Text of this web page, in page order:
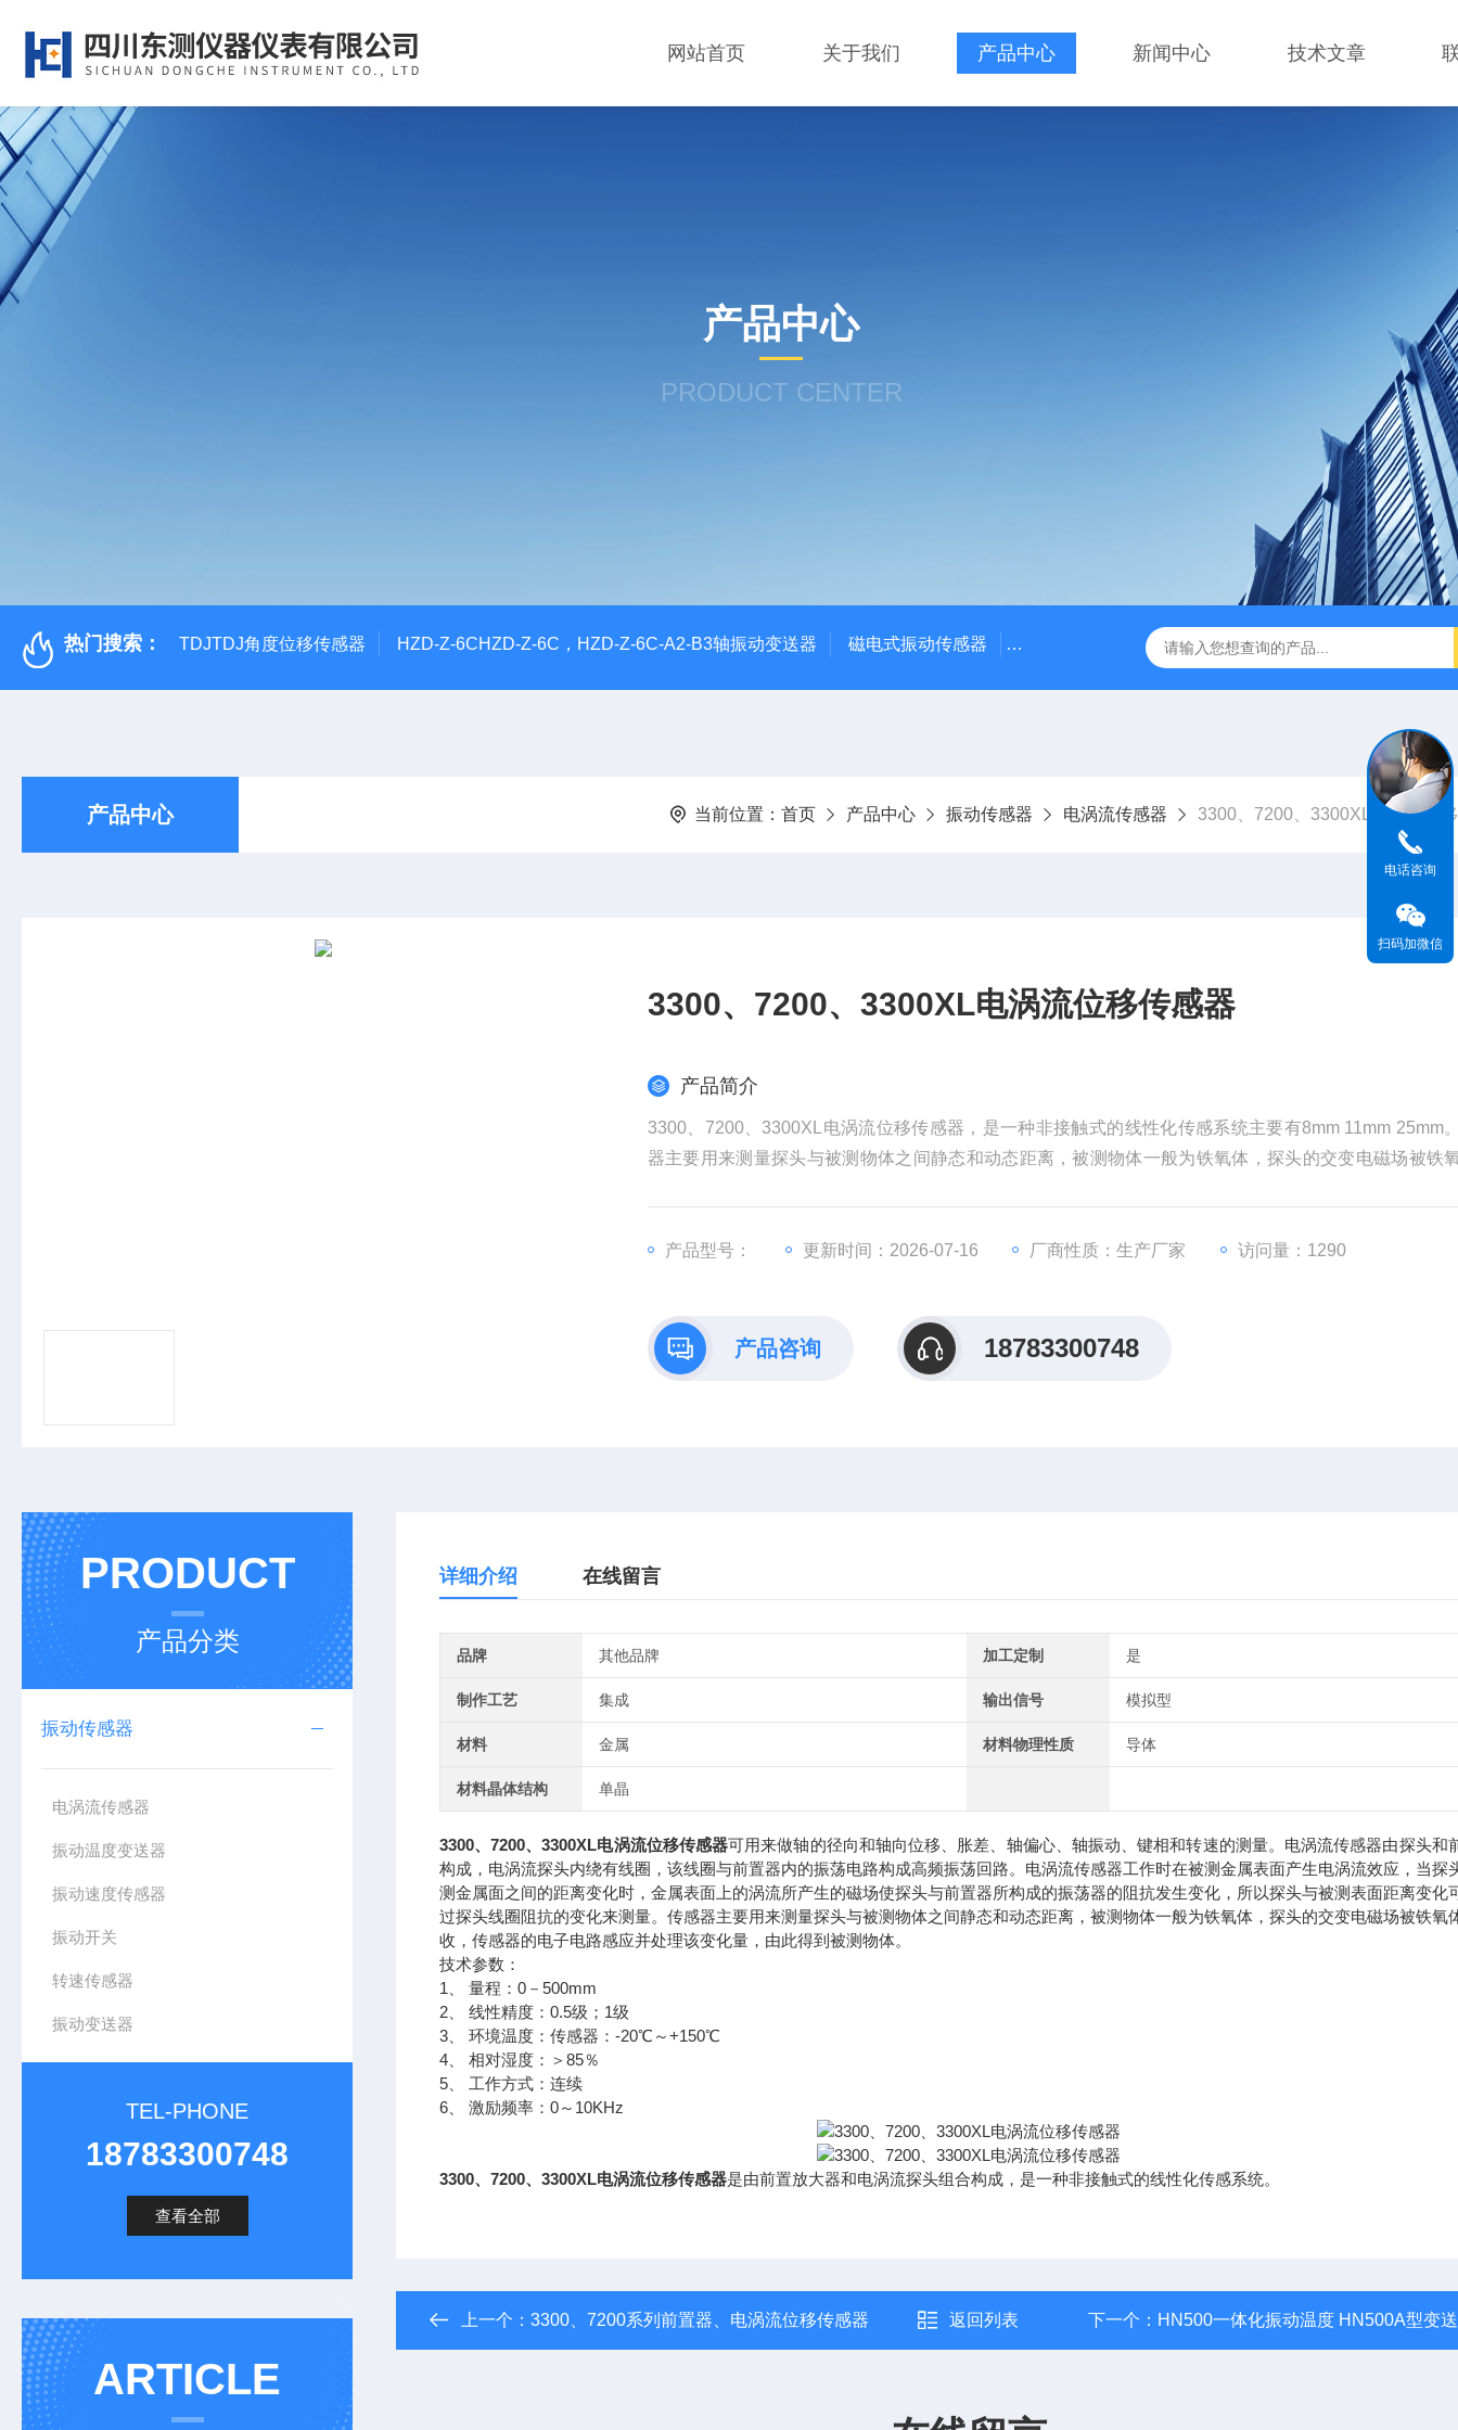
网站首页 关于我们 产品中心 新闻中心 技术文章
产品中心
PRODUCT CENTER
热门搜索： TDJTDJ角度位移传感器 HZD-Z-6CHZD-Z-6C，HZD-Z-6C-A2-B3轴振动变送器 磁电式振动传感器 NE3100电涡流位移传感器 三轴振动传感器 加速度
产品中心 当前位置： 首页 产品中心 振动传感器 电涡流传感器 3300、7200、3300XL电涡流位
3300、7200、3300XL电涡流位移传感器
产品简介
3300、7200、3300XL电涡流位移传感器，是一种非接触式的线性化传感系统主要有8mm 11mm 25mm
器主要用来测量探头与被测物体之间静态和动态距离，被测物体一般为铁氧体，探头的交变电磁场被铁
产品型号： 更新时间：2026-07-16 厂商性质：生产厂家 访问量：1290
产品咨询 18783300748
PRODUCT
产品分类
振动传感器
电涡流传感器
振动温度变送器
振动速度传感器
振动开关
转速传感器
振动变送器
TEL-PHONE
18783300748
查看全部
ARTICLE
详细介绍 在线留言
品牌 其他品牌 加工定制 是
制作工艺 集成 输出信号 模拟型
材料 金属 材料物理性质 导体
材料晶体结构 单晶
3300、7200、3300XL电涡流位移传感器可用来做轴的径向和轴向位移、胀差、轴偏心、轴振动、键相和转速的测量。电涡流传感器由探头和
构成，电涡流探头内绕有线圈，该线圈与前置器内的振荡电路构成高频振荡回路。电涡流传感器工作时在被测金属表面产生电涡流效应，当探
测金属面之间的距离变化时，金属表面上的涡流所产生的磁场使探头与前置器所构成的振荡器的阻抗发生变化，所以探头与被测表面距离变化
过探头线圈阻抗的变化来测量。传感器主要用来测量探头与被测物体之间静态和动态距离，被测物体一般为铁氧体，探头的交变电磁场被铁氧
收，传感器的电子电路感应并处理该变化量，由此得到被测物体。
技术参数：
1、 量程：0－500mm
2、 线性精度：0.5级；1级
3、 环境温度：传感器：-20℃～+150℃
4、 相对湿度：＞85％
5、 工作方式：连续
6、 激励频率：0～10KHz
3300、7200、3300XL电涡流位移传感器是由前置放大器和电涡流探头组合构成，是一种非接触式的线性化传感系统。
上一个： 3300、7200系列前置器、电涡流位移传感器 返回列表 下一个： HN500一体化振动温度 HN500A型变
电话咨询
扫码加微信